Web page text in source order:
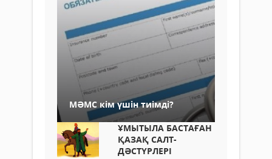
МӘМС кім үшін тиімді?
ҰМЫТЫЛА БАСТАҒАН
ҚАЗАҚ САЛТ-
ДӘСТҮРЛЕРІ